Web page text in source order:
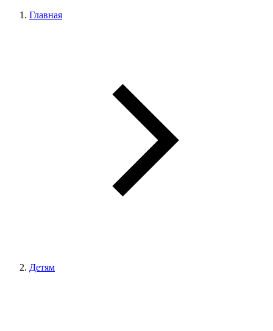
Главная
Детям